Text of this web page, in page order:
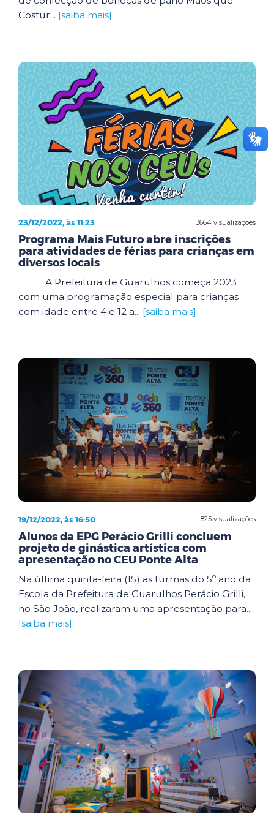
Costur... [saiba mais]
3664 visualizações
23/12/2022, às 11:23
Programa Mais Futuro abre inscrições
para atividades de férias para crianças em
diversos locais
A Prefeitura de Guarulhos começa 2023
com uma programação especial para crianças
com idade entre 4 e 12 a... [saiba mais]
825 visualizações
19/12/2022, às 16:50
Alunos da EPG Perácio Grilli concluem
projeto de ginástica artística com
apresentação no CEU Ponte Alta
Na última quinta-feira (15) as turmas do 5º ano da
Escola da Prefeitura de Guarulhos Perácio Grilli,
no São João, realizaram uma apresentação para...
[saiba mais]